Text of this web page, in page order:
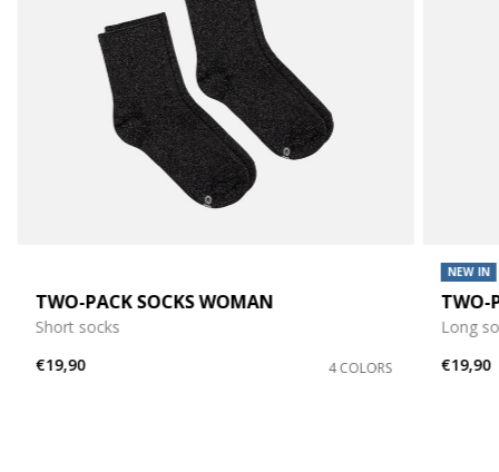
TWO-PACK SOCKS WOMAN
Short socks
€19,90
4 COLORS
NEW IN
TWO-
Long
€19,90